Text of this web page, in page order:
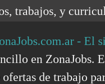
trabajos, y
- El
en ZonaJobs.
de trabajo